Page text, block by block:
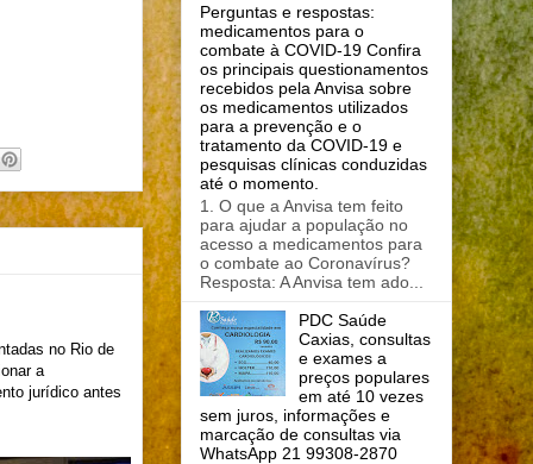
no Rio de
a
jurídico antes
Perguntas e respostas:
medicamentos para o
combate à COVID-19 Confira
os principais questionamentos
recebidos pela Anvisa sobre
os medicamentos utilizados
para a prevenção e o
tratamento da COVID-19 e
pesquisas clínicas conduzidas
até o momento.
1. O que a Anvisa tem feito
para ajudar a população no
acesso a medicamentos para
o combate ao Coronavírus?
Resposta: A Anvisa tem ado...
PDC Saúde
Caxias, consultas
e exames a
preços populares
em até 10 vezes
sem juros, informações e
marcação de consultas via
WhatsApp 21 99308-2870